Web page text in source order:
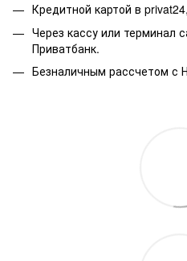
Кредитной картой в
Через кассу или терминал
Приватбанк.
Безналичным рассчетом с